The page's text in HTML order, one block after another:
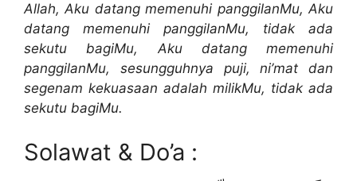
Allah, Aku datang memenuhi panggilanMu, Aku
datang memenuhi panggilanMu, tidak ada
sekutu bagiMu, Aku datang memenuhi
panggilanMu, sesungguhnya puji, ni’mat dan
segenam kekuasaan adalah milikMu, tidak ada
sekutu bagiMu.
Solawat & Do’a :